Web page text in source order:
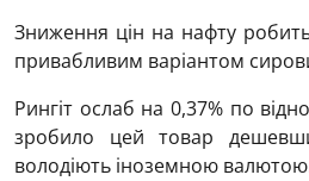
Зниження цін на нафту
привабливим варіантом
Рингіт ослаб на 0,37% по
зробило цей товар
володіють іноземною